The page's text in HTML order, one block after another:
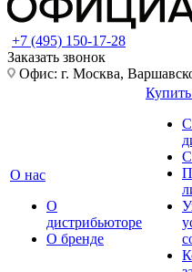
+7 (495) 150-17-28
Заказать звонок
Офис: г. Москва,
О нас
О
дистрибьюторе
О бренде